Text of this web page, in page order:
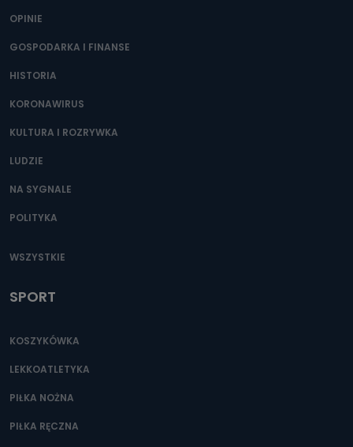
OPINIE
GOSPODARKA I FINANSE
HISTORIA
KORONAWIRUS
KULTURA I ROZRYWKA
LUDZIE
NA SYGNALE
POLITYKA
WSZYSTKIE
SPORT
KOSZYKÓWKA
LEKKOATLETYKA
PIŁKA NOŻNA
PIŁKA RĘCZNA